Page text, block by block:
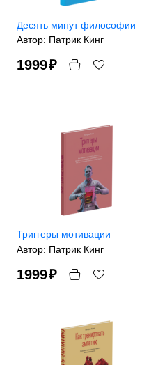
Десять минут философии
Автор: Патрик Кинг
1999₽
Триггеры мотивации
Автор: Патрик Кинг
1999₽